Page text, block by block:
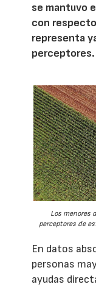
se mantuvo
con
representa
perceptores.
Los menores
perceptores de
En datos
personas
ayudas